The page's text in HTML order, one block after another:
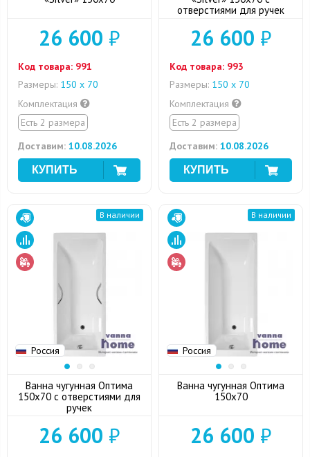
26 600 ₽
Код товара: 991
Размеры: 150 х 70
Комплектация
Есть 2 размера
Доставим: 10.08.2026
отверстиями для ручек
26 600 ₽
Код товара: 993
Размеры: 150 х 70
Комплектация
Есть 2 размера
Доставим: 10.08.2026
Россия
В наличии
Ванна чугунная Оптима
150x70 с отверстиями для
ручек
26 600 ₽
Россия
В наличии
Ванна чугунная Оптима
150x70
26 600 ₽